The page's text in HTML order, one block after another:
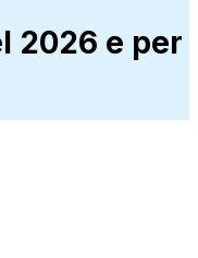
2026 e per